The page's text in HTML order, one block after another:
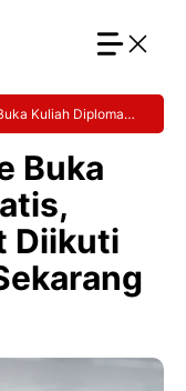
Kuliah Diploma
Buka
Diikuti